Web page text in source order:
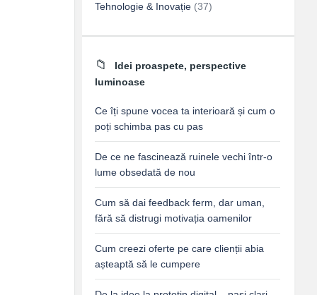
Tehnologie & Inovație (37)
Idei proaspete, perspective
luminoase
Ce îți spune vocea ta interioară și cum o
poți schimba pas cu pas
De ce ne fascinează ruinele vechi într-o
lume obsedată de nou
Cum să dai feedback ferm, dar uman,
fără să distrugi motivația oamenilor
Cum creezi oferte pe care clienții abia
așteaptă să le cumpere